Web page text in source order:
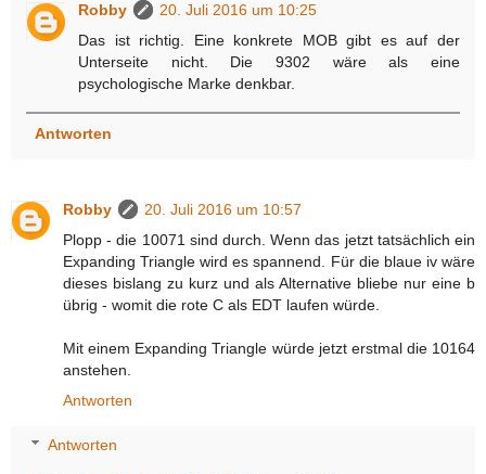
Robby
20. Juli 2016 um 10:25
Das ist richtig. Eine konkrete MOB gibt es auf der
Unterseite nicht. Die 9302 wäre als eine
psychologische Marke denkbar.
Antworten
Robby
20. Juli 2016 um 10:57
Plopp - die 10071 sind durch. Wenn das jetzt tatsächlich ein
Expanding Triangle wird es spannend. Für die blaue iv wäre
dieses bislang zu kurz und als Alternative bliebe nur eine b
übrig - womit die rote C als EDT laufen würde.
Mit einem Expanding Triangle würde jetzt erstmal die 10164
anstehen.
Antworten
Antworten